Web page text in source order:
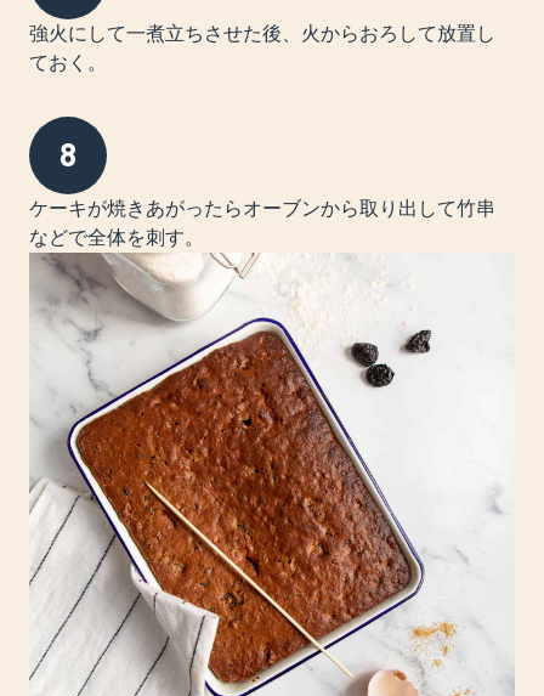
強火にして一煮立ちさせた後、火からおろして放置し
ておく。
8
ケーキが焼きあがったらオーブンから取り出して竹串
などで全体を刺す。